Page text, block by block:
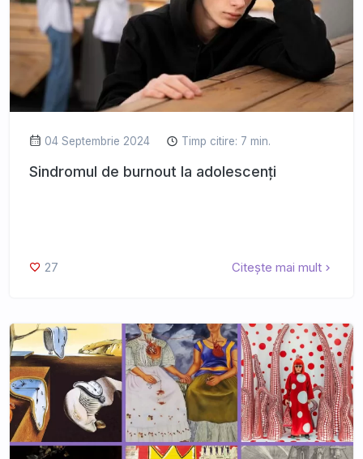
04 Septembrie 2024 Timp citire: 7 min.
Sindromul de burnout la adolescenți
27 Citește mai mult